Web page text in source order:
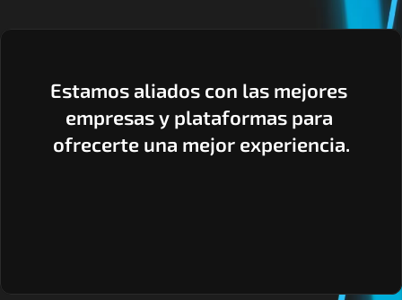
Estamos aliados con las mejores
empresas y plataformas para
ofrecerte una mejor experiencia.